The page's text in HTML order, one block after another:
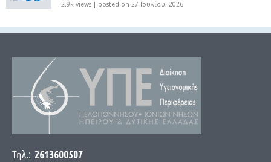
2.9k views | posted on 27 Ιουλίου, 2026
Τηλ.: 2613600507